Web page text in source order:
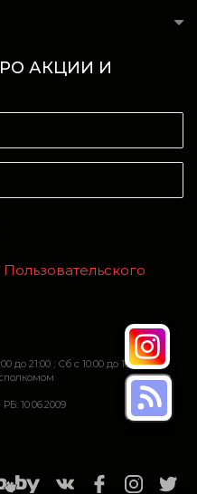
АКЦИИ И
Пользовательского
до 21:00 ; Сб c 10:00 до 16:00
10.06.2009